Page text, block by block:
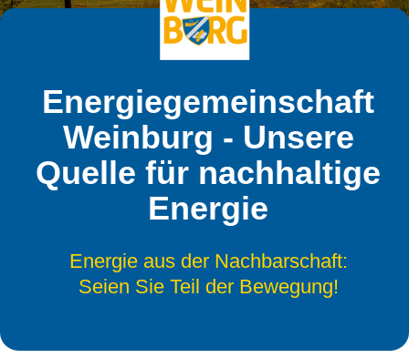
Energiegemeinschaft
Weinburg - Unsere
Quelle für nachhaltige
Energie
Energie aus der Nachbarschaft:
Seien Sie Teil der Bewegung!